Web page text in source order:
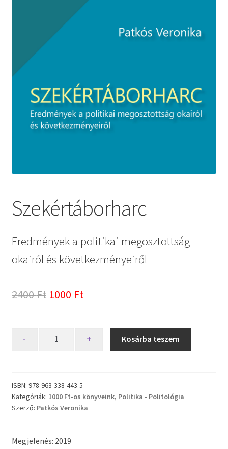
Szekértáborharc
Eredmények a politikai megosztottság
okairól és következményeiről
2400Ft Original
was:
1000 FtCurrent
is:
1000 Ft.
- + Kosárba teszem
ISBN: 978-963-338-443-5
Kategóriák: 1000 Ft-os könyveink, Politika - Politológia
Szerző: Patkós Veronika
Megjelenés: 2019